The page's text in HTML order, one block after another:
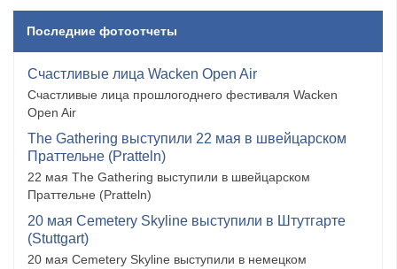
Последние фотоотчеты
Счастливые лица Wacken Open Air
Счастливые лица прошлогоднего фестиваля Wacken
Open Air
The Gathering выступили 22 мая в швейцарском
Праттельне (Pratteln)
22 мая The Gathering выступили в швейцарском
Праттельне (Pratteln)
20 мая Cemetery Skyline выступили в Штутгарте
(Stuttgart)
20 мая Cemetery Skyline выступили в немецком